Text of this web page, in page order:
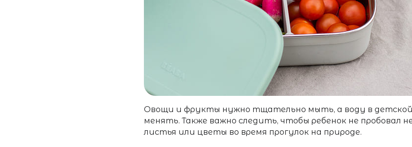
Овощи и фрукты нужно тщательно мыть, а воду в детской
менять. Также важно следить, чтобы ребенок не пробовал
листья или цветы во время прогулок на природе.